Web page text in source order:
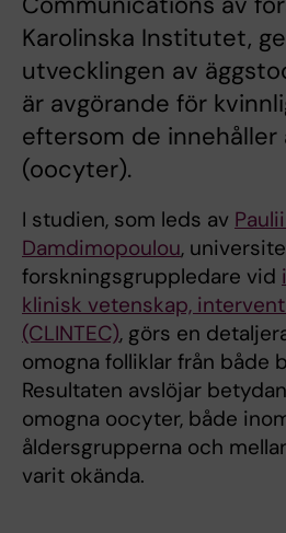
Karolinska Institutet,
utvecklingen av
är avgörande för
eftersom de innehåller
(oocyter).
I studien, som leds av
Damdimopoulou,
forskningsgruppledare vid
klinisk vetenskap,
(CLINTEC), görs en
omogna folliklar från både
Resultaten avslöjar
omogna oocyter, både
åldersgrupperna och
varit okända.